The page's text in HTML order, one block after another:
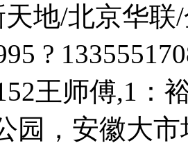
地/北京华
?
王师傅,1：
园，安徽大